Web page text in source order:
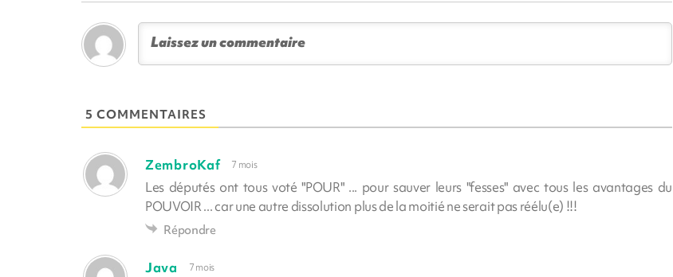
5 COMMENTAIRES
ZembroKaf 7 mois
Les députés ont tous voté "POUR" ... pour sauver leurs "fesses" avec tous les avantages du
POUVOIR ... car une autre dissolution plus de la moitié ne serait pas réélu(e) !!!
Répondre
Java 7 mois